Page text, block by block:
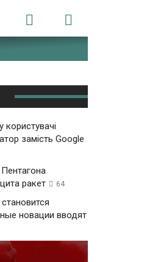
замість Google
ракет
64
новации вводят